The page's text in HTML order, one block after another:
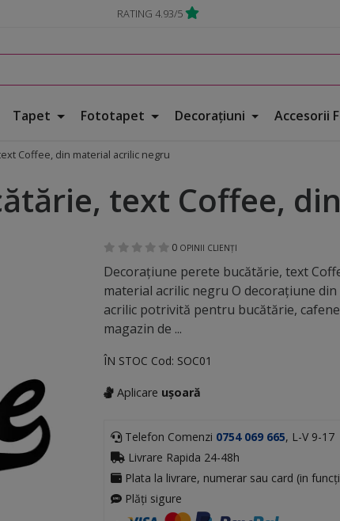
RATING 4.93/5
Tapet Fototapet Decorațiuni Accesorii
Coffee, din material acrilic negru
text Coffee,
0 OPINII CLIENȚI
Decoraţiune perete bucătărie, text
material acrilic negru O decoraţiune
acrilic potrivită pentru bucătărie,
magazin de ...
ÎN STOC Cod: SOC01
Aplicare ușoară
Telefon Comenzi 0754 069 665, L-V 9-17
Livrare Rapida 24-48h
Plata la livrare, numerar sau card (in
Plăți sigure